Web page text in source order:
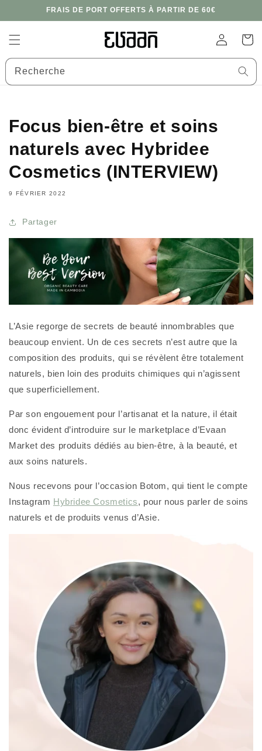
passer
au
contenu
FRAIS DE PORT OFFERTS À PARTIR DE 60€
ConnexionPanier
Recherche
Focus bien-être et soins
naturels avec Hybridee
Cosmetics (INTERVIEW)
9 FÉVRIER 2022
Partager
L’Asie regorge de secrets de beauté innombrables que
beaucoup envient. Un de ces secrets n’est autre que la
composition des produits, qui se révèlent être totalement
naturels, bien loin des produits chimiques qui n’agissent
que superficiellement.
Par son engouement pour l’artisanat et la nature, il était
donc évident d’introduire sur le marketplace d’Evaan
Market des produits dédiés au bien-être, à la beauté, et
aux soins naturels.
Nous recevons pour l’occasion Botom, qui tient le compte
Instagram Hybridee Cosmetics, pour nous parler de soins
naturels et de produits venus d’Asie.